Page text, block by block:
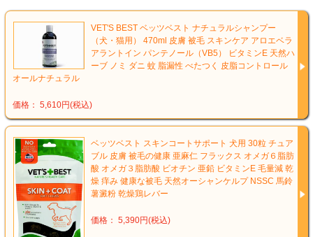
VET'S BEST ベッツベスト ナチュラルシャンプー
（犬・猫用） 470ml 皮膚 被毛 スキンケア アロエベラ
アラントイン パンテノール（VB5） ビタミンE 天然ハ
ーブ ノミ ダニ 蚊 脂漏性 べたつく 皮脂コントロール
オールナチュラル
価格： 5,610円(税込)
ベッツベスト スキンコートサポート 犬用 30粒 チュア
ブル 皮膚 被毛の健康 亜麻仁 フラックス オメガ６脂肪
酸 オメガ３脂肪酸 ビオチン 亜鉛 ビタミンE 毛量減 乾
燥 痒み 健康な被毛 天然オーシャンケルプ NSSC 馬鈴
薯澱粉 乾燥鶏レバー
価格： 5,390円(税込)